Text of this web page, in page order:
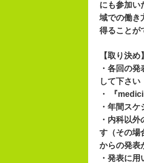
にも参加い
域での働き
得ることが
【取り決め】
・各回の
して下さい
・ 『
・年間スケ
・内科以
す（その場
からの発表
・発表に